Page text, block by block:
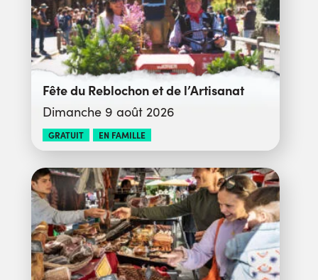
Fête du Reblochon et de l’Artisanat
Dimanche 9 août 2026
GRATUIT EN FAMILLE